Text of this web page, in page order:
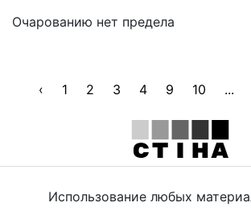
Очарованию нет предела
‹ 1 2 3 4 9 10 ...
Использование любых